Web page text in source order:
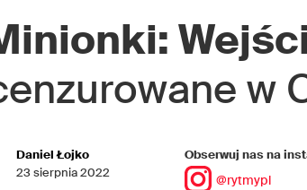
w
Daniel Łojko
23 sierpnia 2022
Obserwuj nas na
@rytmypl